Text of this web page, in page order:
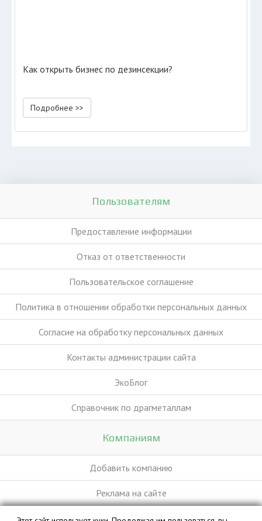
Как открыть бизнес по дезинсекции?
Подробнее >>
Пользователям
Предоставление информации
Отказ от ответственности
Пользовательское соглашение
Политика в отношении обработки персональных данных
Согласие на обработку персональных данных
Контакты администрации сайта
ЭкоБлог
Справочник по драгметаллам
Компаниям
Добавить компанию
Реклама на сайте